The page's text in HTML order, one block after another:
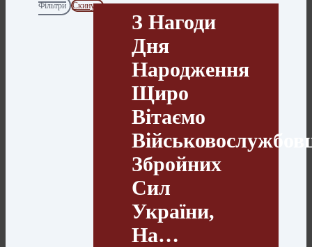
Фільтри
Скинути
З Нагоди
Дня
Народження
Щиро
Вітаємо
Збройних
Сил
України,
На…